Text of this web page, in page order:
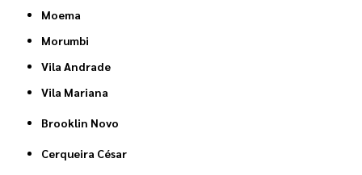
Moema
Morumbi
Vila Andrade
Vila Mariana
Brooklin Novo
Cerqueira César